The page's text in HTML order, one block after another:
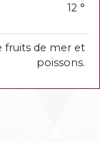
12 °
fruits de mer et
poissons.